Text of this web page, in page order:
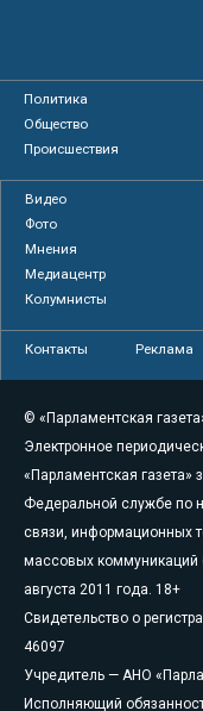
Политика
Общество
Происшествия
Видео
Фото
Мнения
Медиацентр
Колумнисты
Контакты Реклама
© «Парламентская
Электронное
«Парламентская газета»
Федеральной службе по
связи, информационных
массовых коммуникаций
августа 2011 года. 18+
Свидетельство о
46097
Учредитель — АНО
Исполняющий